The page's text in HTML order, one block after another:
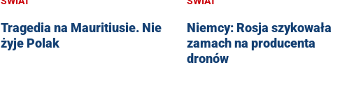
Tragedia na Mauritiusie. Nie
żyje Polak
Niemcy: Rosja szykowała
zamach na producenta
dronów